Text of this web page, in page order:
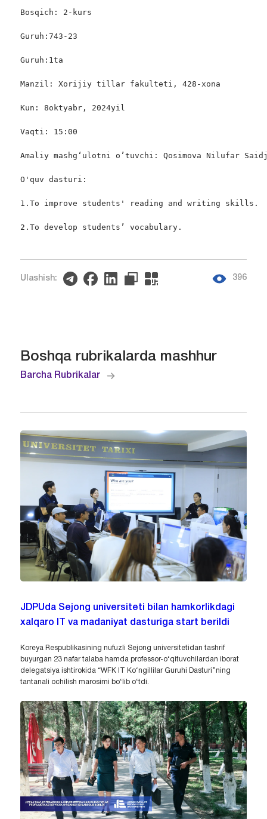
Bosqich: 2-kurs
Guruh:743-23
Guruh:1ta
Manzil: Xorijiy tillar fakulteti, 428-xona
Kun: 8oktyabr, 2024yil
Vaqti: 15:00
Amaliy mashgʻulotni o’tuvchi: Qosimova Nilufar
O'quv dasturi:
1.To improve students' reading and writing skills.
2.To develop students’ vocabulary.
Ulashish: 396
Boshqa rubrikalarda mashhur
Barcha Rubrikalar
JDPUda Sejong universiteti bilan hamkorlikdagi
xalqaro IT va madaniyat dasturiga start berildi
Koreya Respublikasining nufuzli Sejong universitetidan tashrif
buyurgan 23 nafar talaba hamda professor-o‘qituvchilardan iborat
delegatsiya ishtirokida “WFK IT Ko‘ngillilar Guruhi Dasturi”ning
tantanali ochilish marosimi bo‘lib o‘tdi.